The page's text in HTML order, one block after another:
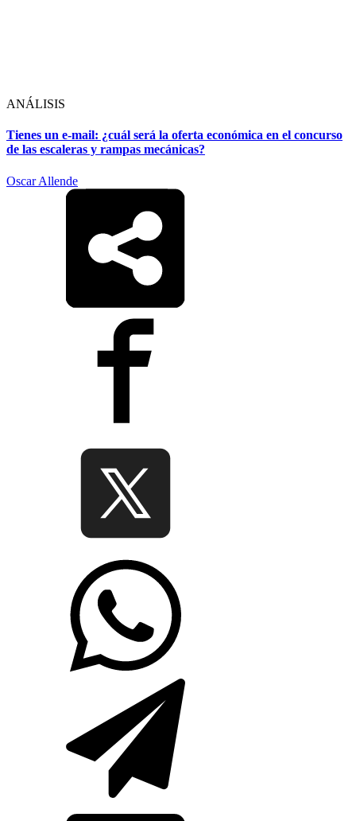
ANÁLISIS
Tienes un e-mail: ¿cuál será la oferta económica en el concurso
de las escaleras y rampas mecánicas?
Oscar Allende